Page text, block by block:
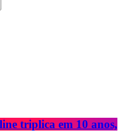
triplica em 10 anos,